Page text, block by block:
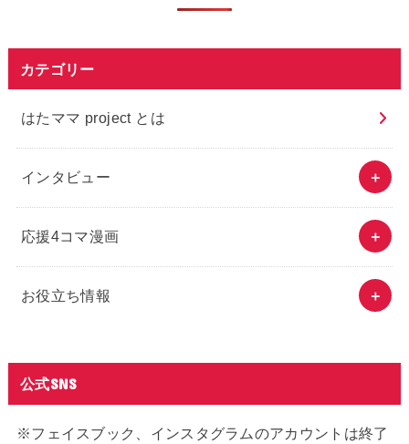
カテゴリー
はたママ project とは
インタビュー
応援4コマ漫画
お役立ち情報
公式SNS
※フェイスブック、インスタグラムのアカウントは終了